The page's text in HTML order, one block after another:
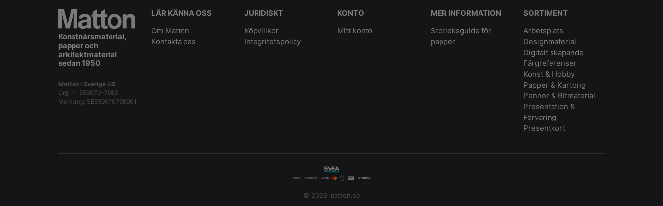
Konstnärsmaterial,
papper och
arkitektmaterial
sedan 1950
Matton i Sverige AB
Org. nr: 559070-7989
Momsreg: SE559070798901
LÄR KÄNNA OSS
Om Matton
Kontakta oss
JURIDISKT
Köpvillkor
Integritetspolicy
KONTO
Mitt konto
MER INFORMATION
Storleksguide för
papper
SORTIMENT
Arbetsplats
Designmaterial
Digitalt skapande
Färgreferenser
Konst & Hobby
Papper & Kartong
Pennor & Ritmaterial
Presentation &
Förvaring
Presentkort
© 2026 matton.se